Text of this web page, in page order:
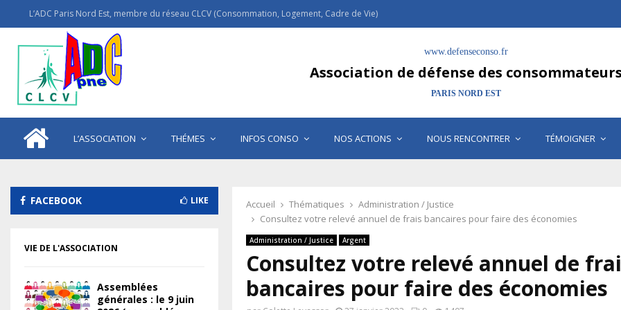
L’ADC Paris Nord Est, membre du réseau CLCV (Consommation, Logement, Cadre de Vie)
www.defenseconso.fr
Association de défense des consommateurs
PARIS NORD EST
L’ASSOCIATION THÉMES INFOS CONSO NOS ACTIONS NOUS RENCONTRER TÉMOIGNER
Accueil Thématiques
Administration / Justice
Consultez votre relevé annuel de frais bancaires pour faire des économies
Administration / Justice Argent
Consultez votre relevé annuel de
bancaires pour faire des économies
FACEBOOK LIKE
VIE DE L'ASSOCIATION
Assemblées
générales : le 9 juin